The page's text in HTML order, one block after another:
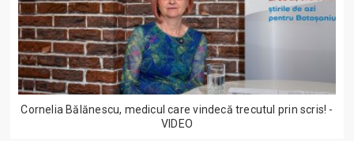
Cornelia Bălănescu, medicul care vindecă trecutul prin scris! -
VIDEO